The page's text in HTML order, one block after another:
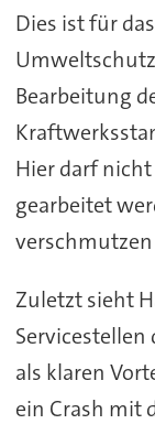
Dies ist für
Bearbeitung
Hier darf
gearbeitet
Zuletzt sieht
als klaren
ein Crash mit